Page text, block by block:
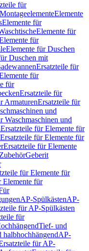
für
Elemente
Elemente für
Elemente für
für
Elemente für Duschen
Duschen mit
Ersatzteile für
für
für
Ersatzteile für
ArmaturenErsatzteile für
und
Waschmaschinen und
Ersatzteile für Elemente für
Ersatzteile für Elemente für
Ersatzteile für Elemente
Geberit
für Elemente für
Elemente für
AP-SpülkästenAP-
für AP-Spülkästen
für
Tief- und
AP-
für AP-